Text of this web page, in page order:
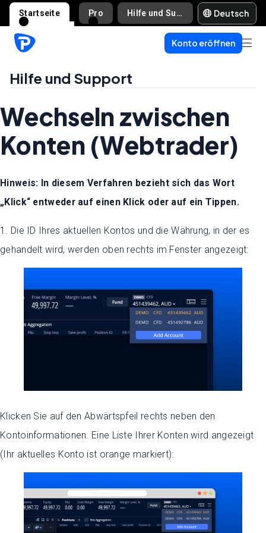
Startseite Pro Hilfe und Support Deutsch
Konto eröffnen
Hilfe und Support
Wechseln zwischen
Konten (Webtrader)
Hinweis: In diesem Verfahren bezieht sich das Wort
„Klick“ entweder auf einen Klick oder auf ein Tippen.
1. Die ID Ihres aktuellen Kontos und die Währung, in der es
gehandelt wird, werden oben rechts im Fenster angezeigt:
Klicken Sie auf den Abwärtspfeil rechts neben den
Kontoinformationen. Eine Liste Ihrer Konten wird angezeigt
(Ihr aktuelles Konto ist orange markiert):